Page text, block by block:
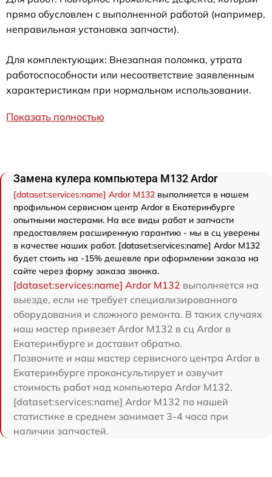
прямо обусловлен с выполненной работой (например,
неправильная установка запчасти).
Для комплектующих: Внезапная поломка, утрата
работоспособности или несоответствие заявленным
характеристикам при нормальном использовании.
Показать полностью
Замена кулера компьютера M132 Ardor
[dataset:services:name] Ardor M132 выполняется в нашем
профильном сервисном центр Ardor в Екатеринбурге
опытными мастерами. На все виды работ и запчасти
предоставляем расширенную гарантию - мы в сц уверены
в качестве наших работ. [dataset:services:name] Ardor M132
будет стоить на -15% дешевле при оформлении заказа на
сайте через форму заказа звонка.
[dataset:services:name] Ardor M132 выполняется на
выезде, если не требует специализированного
оборудования и сложного ремонта. В таких случаях
наш мастер привезет Ardor M132 в сц Ardor в
Екатеринбурге и доставит обратно.
Позвоните и наш мастер сервисного центра Ardor в
Екатеринбурге проконсультирует и озвучит
стоимость работ над компьютера Ardor M132.
[dataset:services:name] Ardor M132 по нашей
статистике в среднем занимает 3-4 часа при
наличии запчастей.